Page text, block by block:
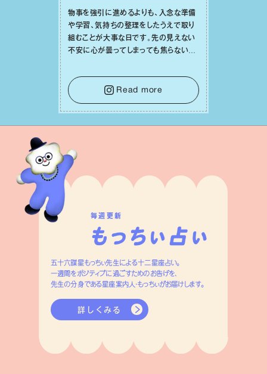
物事を強引に進めるよりも、⼊念な準備
や学習、気持ちの整理をしたうえで取り
組むことが⼤事な⽇です。先の⾒えない
不安に⼼が曇ってしまっても焦らない
⾝や疲れていそうな⼈をいたわることに
時間を使いましょう。ここでしっかりとエ
ネルギーを蓄え、困難を乗り越える⼒に
変えましょう。
Read more
毎週更新
五十六謀星もっちぃ先生による十二星座占い。
一週間をポジティブに過ごすためのお告げを、
先生の分身である星座案内人・もっちぃがお届けします。
詳しくみる